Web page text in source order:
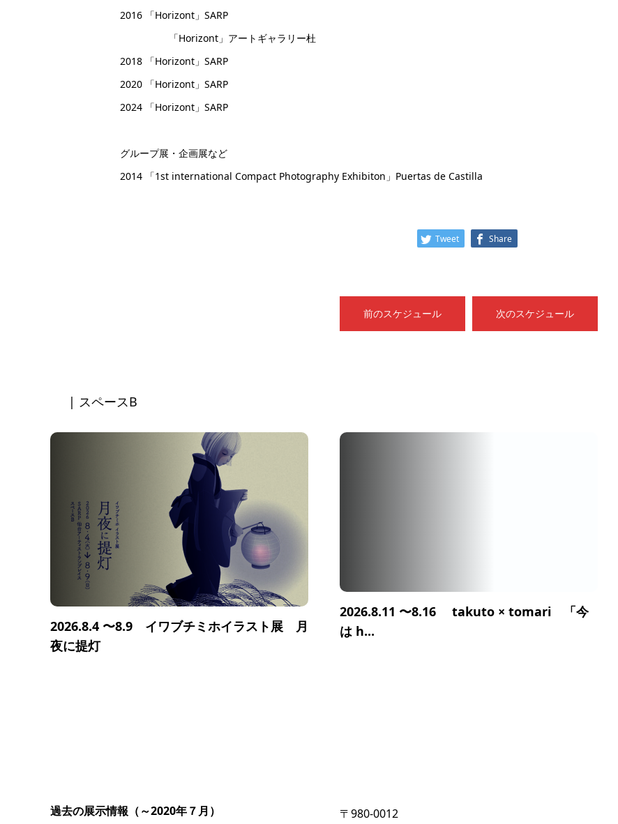
2016 「Horizont」SARP
「Horizont」アートギャラリー杜
2018 「Horizont」SARP
2020 「Horizont」SARP
2024 「Horizont」SARP
グループ展・企画展など
2014 「1st international Compact Photography Exhibiton」Puertas de Castilla
Tweet Share
前のスケジュール 次のスケジュール
| スペースB
2026.8.4 〜8.9 イワブチミホイラスト展 月
夜に提灯
2026.8.11 〜8.16 takuto × tomari 「今
は h...
過去の展示情報（～2020年７月）
〒980-0012